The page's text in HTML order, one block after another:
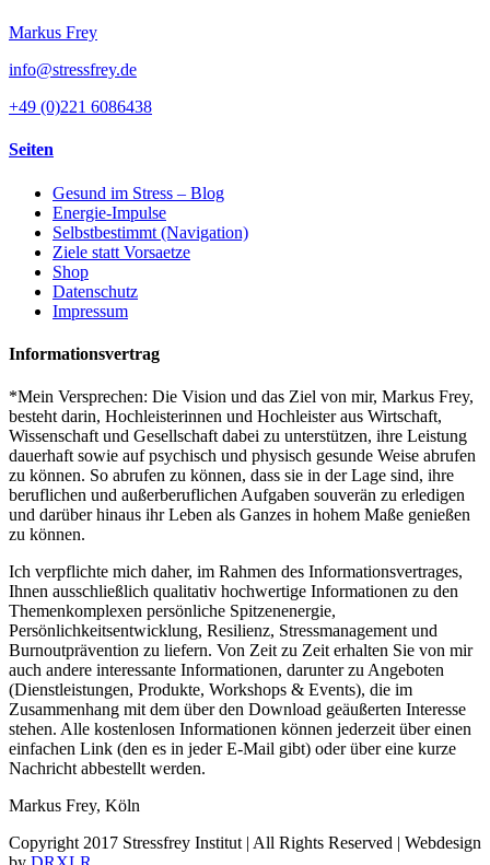
Markus Frey
info@stressfrey.de
+49 (0)221 6086438
Seiten
Gesund im Stress – Blog
Energie-Impulse
Selbstbestimmt (Navigation)
Ziele statt Vorsaetze
Shop
Datenschutz
Impressum
Informationsvertrag
*Mein Versprechen: Die Vision und das Ziel von mir, Markus Frey,
besteht darin, Hochleisterinnen und Hochleister aus Wirtschaft,
Wissenschaft und Gesellschaft dabei zu unterstützen, ihre Leistung
dauerhaft sowie auf psychisch und physisch gesunde Weise abrufen
zu können. So abrufen zu können, dass sie in der Lage sind, ihre
beruflichen und außerberuflichen Aufgaben souverän zu erledigen
und darüber hinaus ihr Leben als Ganzes in hohem Maße genießen
zu können.
Ich verpflichte mich daher, im Rahmen des Informationsvertrages,
Ihnen ausschließlich qualitativ hochwertige Informationen zu den
Themenkomplexen persönliche Spitzenenergie,
Persönlichkeitsentwicklung, Resilienz, Stressmanagement und
Burnoutprävention zu liefern. Von Zeit zu Zeit erhalten Sie von mir
auch andere interessante Informationen, darunter zu Angeboten
(Dienstleistungen, Produkte, Workshops & Events), die im
Zusammenhang mit dem über den Download geäußerten Interesse
stehen. Alle kostenlosen Informationen können jederzeit über einen
einfachen Link (den es in jeder E-Mail gibt) oder über eine kurze
Nachricht abbestellt werden.
Markus Frey, Köln
Copyright 2017 Stressfrey Institut | All Rights Reserved | Webdesign